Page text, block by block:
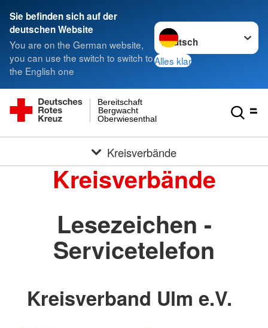
Sie befinden sich auf der
deutschen Website
You are on the German website,
you can use the switch to switch to
the English one
Sprache wechseln zu
Alles klar
Oberwiesenthal
Bergwacht
Bereitschaft
Kreisverbände
Kreisverbände
Lesezeichen -
Servicetelefon
Kreisverband Ulm e.V.